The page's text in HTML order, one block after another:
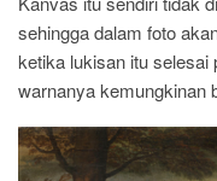
sehingga dalam foto
ketika lukisan itu selesai
warnanya kemungkinan